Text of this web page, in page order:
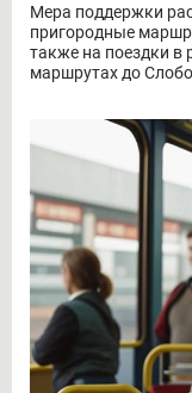
Мера поддержки
пригородные
также на поездки в
маршрутах до